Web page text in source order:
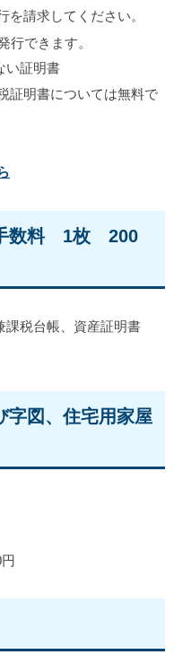
を請求してください。
行できます。
い証明書
証明書については無料で
手数料 1枚 200
課税台帳、資産証明書
字図、住宅用家屋